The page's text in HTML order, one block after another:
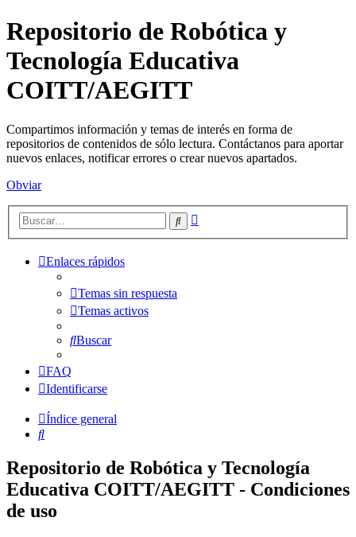
Repositorio de Robótica y
Tecnología Educativa
COITT/AEGITT
Compartimos información y temas de interés en forma de
repositorios de contenidos de sólo lectura. Contáctanos para aportar
nuevos enlaces, notificar errores o crear nuevos apartados.
Obviar
Buscar
Enlaces rápidos
Temas sin respuesta
Temas activos
Buscar
FAQ
Identificarse
Índice general
Buscar
Repositorio de Robótica y Tecnología
Educativa COITT/AEGITT - Condiciones
de uso